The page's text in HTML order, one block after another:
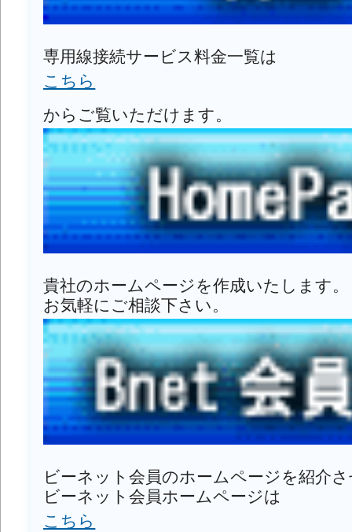
専用線接続サービス料金一覧は
こちら
からご覧いただけます。
貴社のホームページを作成いたします。
お気軽にご相談下さい。
ビーネット会員のホームページを紹介
ビーネット会員ホームページは
こちら